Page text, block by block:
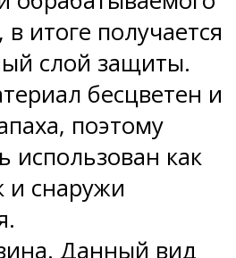
итоге получается
слой защиты.
бесцветен и
поэтому
использован как
и снаружи
Данный вид